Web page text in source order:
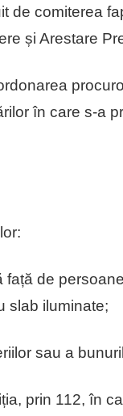
de comiterea
și Arestare
în care s-a
de
slab iluminate;
sau a
112, în